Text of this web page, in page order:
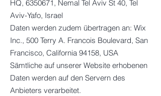
HQ, 6350671, Nemal Tel Aviv St 40, Tel
Aviv-Yafo, Israel
Daten werden zudem übertragen an: Wix
Inc., 500 Terry A. Francois Boulevard, San
Francisco, California 94158, USA
Sämtliche auf unserer Website erhobenen
Daten werden auf den Servern des
Anbieters verarbeitet.